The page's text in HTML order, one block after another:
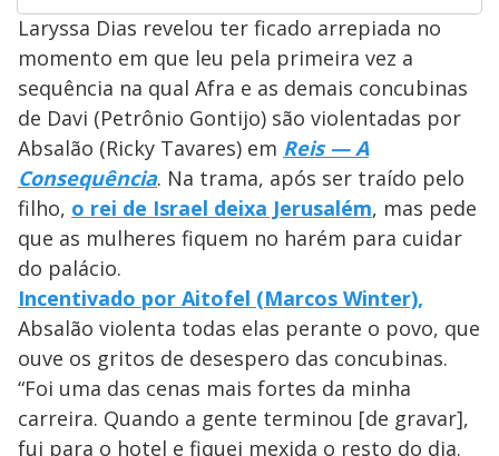
Laryssa Dias revelou ter ficado arrepiada no
momento em que leu pela primeira vez a
sequência na qual Afra e as demais concubinas
de Davi (Petrônio Gontijo) são violentadas por
Absalão (Ricky Tavares) em Reis — A
Consequência. Na trama, após ser traído pelo
filho, o rei de Israel deixa Jerusalém, mas pede
que as mulheres fiquem no harém para cuidar
do palácio.
Incentivado por Aitofel (Marcos Winter),
Absalão violenta todas elas perante o povo, que
ouve os gritos de desespero das concubinas.
“Foi uma das cenas mais fortes da minha
carreira. Quando a gente terminou [de gravar],
fui para o hotel e fiquei mexida o resto do dia.